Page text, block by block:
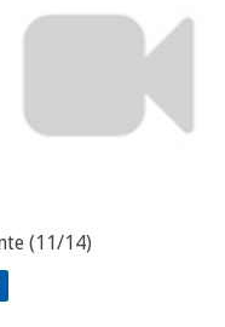
(11/14)